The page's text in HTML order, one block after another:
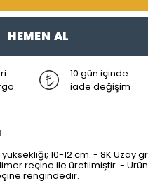
HEMEN AL
10 gün içinde
iade değişim
10-12 cm. - 8K Uzay
reçine ile üretilmiştir. - Ürün
rengindedir.